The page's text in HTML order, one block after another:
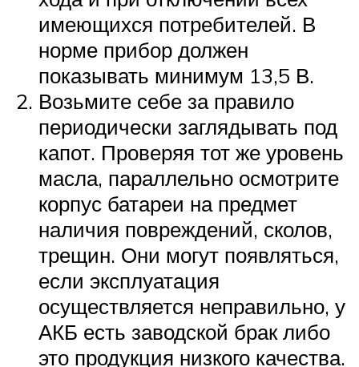
имеющихся потребителей. В
норме прибор должен
показывать минимум 13,5 В.
Возьмите себе за правило
периодически заглядывать под
капот. Проверяя тот же уровень
масла, параллельно осмотрите
корпус батареи на предмет
наличия повреждений, сколов,
трещин. Они могут появляться,
если эксплуатация
осуществляется неправильно, у
АКБ есть заводской брак либо
это продукция низкого качества.